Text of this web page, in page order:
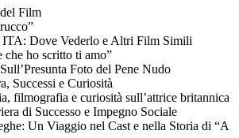
Film
ITA: Dove Vederlo e Altri Film Simili
ho scritto ti amo”
Foto del Pene Nudo
Successi e Curiosità
filmografia e curiosità sull’attrice britannica
di Successo e Impegno Sociale
Un Viaggio nel Cast e nella Storia di “A